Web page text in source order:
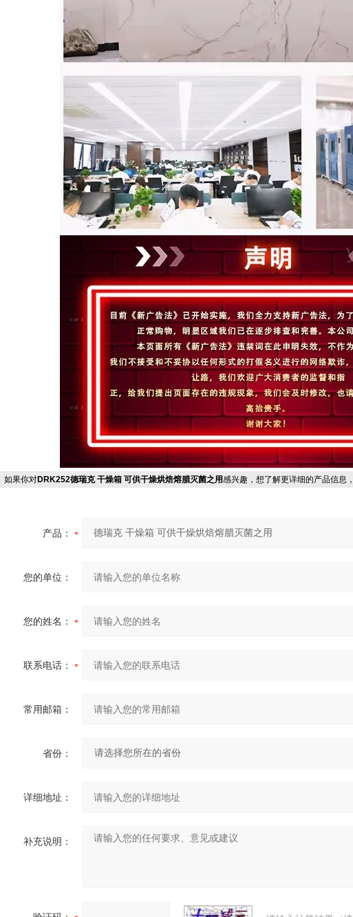
如果你对DRK252德瑞克 干燥箱 可供干燥烘焙熔腊灭菌之用感兴趣，想了解更详细的产品信息
产品：
您的单位：
您的姓名：
联系电话：
常用邮箱：
省份：
详细地址：
补充说明：